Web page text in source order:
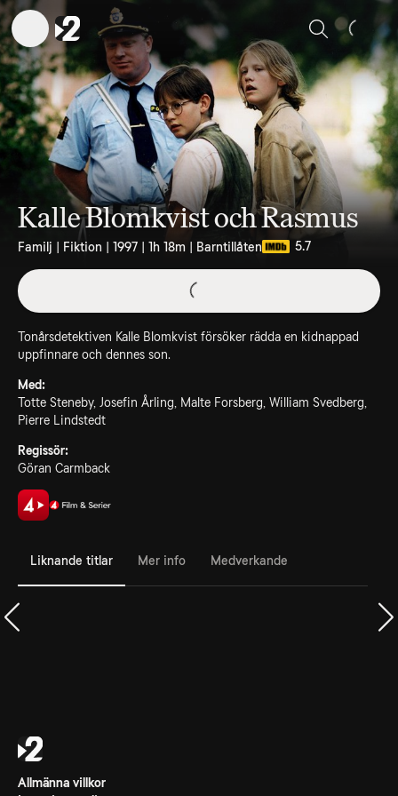
Sök
Kalle Blomkvist och Rasmus
Familj | Fiktion | 1997 | 1h 18m | Barntillåten 5.7
Tonårsdetektiven Kalle Blomkvist försöker rädda en kidnappad
uppfinnare och dennes son.
Med:
Totte Steneby, Josefin Årling, Malte Forsberg, William Svedberg,
Pierre Lindstedt
Regissör:
Göran Carmback
Liknande titlar Mer info Medverkande
Allmänna villkor